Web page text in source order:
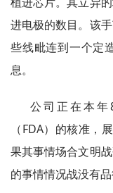
进电极的数目。该
些线毗连到一个定
息。
公司正在本
（FDA）的核准
果其事情场合文明
的事情情况战没有品